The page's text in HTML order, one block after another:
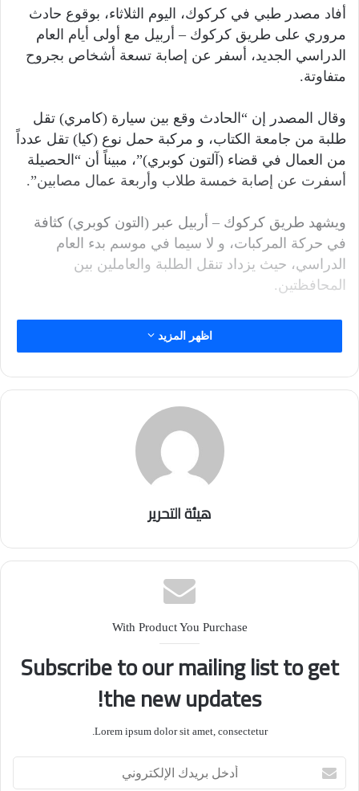
أفاد مصدر طبي في كركوك، اليوم الثلاثاء، بوقوع حادث
مروري على طريق كركوك – أربيل مع أولى أيام العام
الدراسي الجديد، أسفر عن إصابة تسعة أشخاص بجروح
متفاوتة.
وقال المصدر إن “الحادث وقع بين سيارة (كامري) تقل
طلبة من جامعة الكتاب، و مركبة حمل نوع (كيا) تقل عدداً
من العمال في قضاء (آلتون كوبري)”، مبيناً أن “الحصيلة
أسفرت عن إصابة خمسة طلاب وأربعة عمال مصابين”.
ويشهد طريق كركوك – أربيل عبر (التون كوبري) كثافة
في حركة المركبات، و لا سيما في موسم بدء العام
الدراسي، حيث يزداد تنقل الطلبة والعاملين بين
المحافظتين.
اظهر المزيد
هيئة التحرير
With Product You Purchase
Subscribe to our mailing list to get
the new updates!
Lorem ipsum dolor sit amet, consectetur.
بريدك